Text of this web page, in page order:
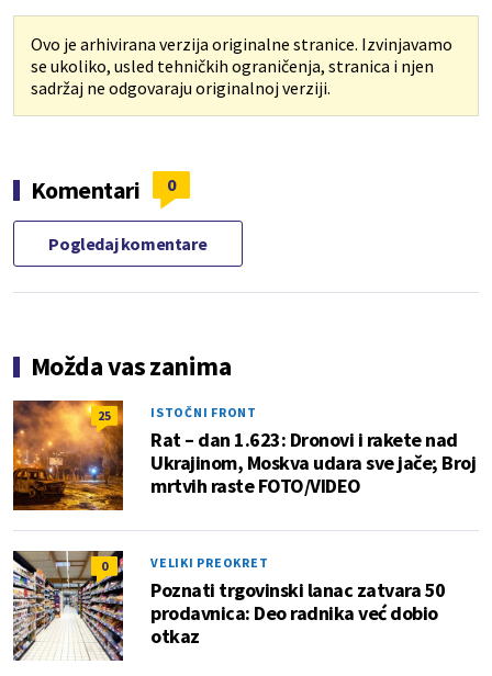
Ovo je arhivirana verzija originalne stranice. Izvinjavamo
se ukoliko, usled tehničkih ograničenja, stranica i njen
sadržaj ne odgovaraju originalnoj verziji.
Komentari 0
Pogledaj komentare
Možda vas zanima
25 ISTOČNI FRONT
Rat – dan 1.623: Dronovi i rakete nad
Ukrajinom, Moskva udara sve jače; Broj
mrtvih raste FOTO/VIDEO
0 VELIKI PREOKRET
Poznati trgovinski lanac zatvara 50
prodavnica: Deo radnika već dobio
otkaz